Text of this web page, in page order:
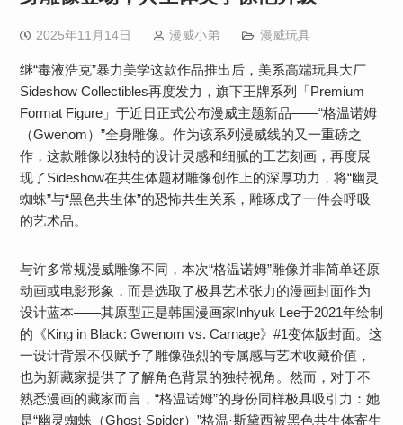
2025年11月14日 漫威小弟 漫威玩具
继“毒液浩克”暴力美学这款作品推出后，美系高端玩具大厂
Sideshow Collectibles再度发力，旗下王牌系列「Premium
Format Figure」于近日正式公布漫威主题新品——“格温诺姆
（Gwenom）”全身雕像。作为该系列漫威线的又一重磅之
作，这款雕像以独特的设计灵感和细腻的工艺刻画，再度展
现了Sideshow在共生体题材雕像创作上的深厚功力，将“幽灵
蜘蛛”与“黑色共生体”的恐怖共生关系，雕琢成了一件会呼吸
的艺术品。
与许多常规漫威雕像不同，本次“格温诺姆”雕像并非简单还原
动画或电影形象，而是选取了极具艺术张力的漫画封面作为
设计蓝本——其原型正是韩国漫画家Inhyuk Lee于2021年绘制
的《King in Black: Gwenom vs. Carnage》#1变体版封面。这
一设计背景不仅赋予了雕像强烈的专属感与艺术收藏价值，
也为新藏家提供了了解角色背景的独特视角。然而，对于不
熟悉漫画的藏家而言，“格温诺姆”的身份同样极具吸引力：她
是“幽灵蜘蛛（Ghost-Spider）”格温·斯黛西被黑色共生体寄生